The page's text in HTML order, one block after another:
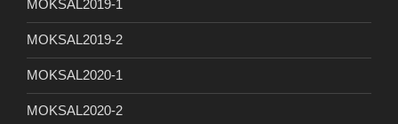
MOKSAL2019-1
MOKSAL2019-2
MOKSAL2020-1
MOKSAL2020-2